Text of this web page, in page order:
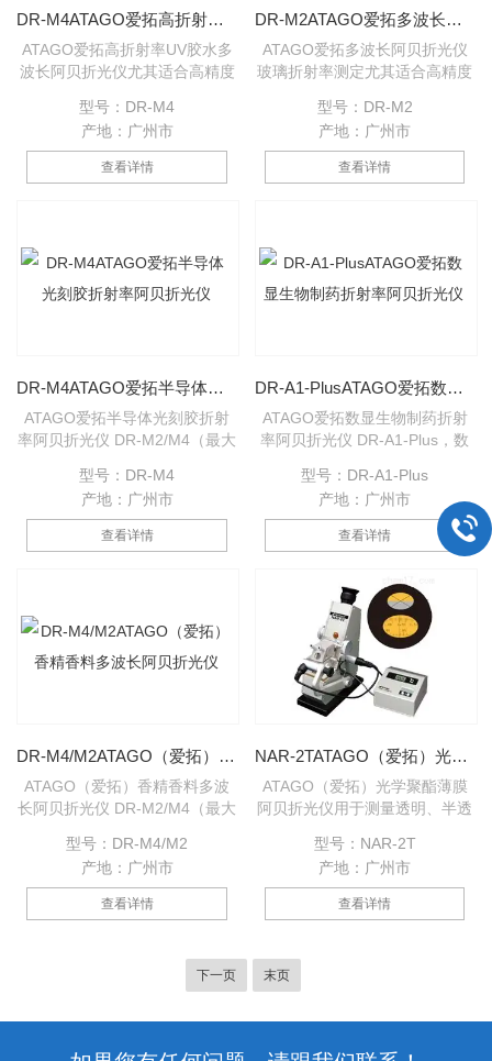
DR-M4ATAGO爱拓高折射率UV胶水多波长阿贝折光仪
ATAGO爱拓高折射率UV胶水多
波长阿贝折光仪尤其适合高精度
胶、环氧树脂、合成胶、等各类
聚合物的折射率。
型号：DR-M4
产地：广州市
查看详情
DR-M2ATAGO爱拓多波长阿贝折光仪玻璃折射率测定
ATAGO爱拓多波长阿贝折光仪
玻璃折射率测定尤其适合高精度
率。广泛用于测量：浓缩果汁、
香精香料、工业溶液、化工材
料、光学玻璃、塑料薄膜、各种
新型材料及某些固体物质的折射
型号：DR-M2
产地：广州市
查看详情
DR-M4ATAGO爱拓半导体光刻胶折射率阿贝折光仪
ATAGO爱拓半导体光刻胶折射
率阿贝折光仪 DR-M2/M4（最大
1,100nm范围内，使用不同的波
长测量折射率（nD）和阿贝数
值。广泛用于测量：浓缩果汁、
香精香料、工业溶液、化工材
型号：DR-M4
产地：广州市
查看详情
DR-A1-PlusATAGO爱拓数显生物制药折射率阿贝折光仪
ATAGO爱拓数显生物制药折射
率阿贝折光仪 DR-A1-Plus，数
折射率和浓度双标度显示。
型号：DR-A1-Plus
产地：广州市
查看详情
DR-M4/M2ATAGO（爱拓）香精香料多波长阿贝折光仪
ATAGO（爱拓）香精香料多波
长阿贝折光仪 DR-M2/M4（最大
1,550nm范围内，使用不同的波
长测量折射率（nD）和阿贝数
值。测量结果通过调整分界线至
十字交叉点确定，测量结果在
传统型阿贝折射仪相比，读数更
快速更清晰。尤其适合高精度测
型号：DR-M4/M2
产地：广州市
查看详情
NAR-2TATAGO（爱拓）光学聚酯薄膜阿贝折光仪
ATAGO（爱拓）光学聚酯薄膜
阿贝折光仪用于测量透明、半透
均色散的仪器（其中以测透明液
体为主），折射率（nD)和平均
色散是物质的重要光学常数之
一，能借以了解物质的光学性
型号：NAR-2T
产地：广州市
查看详情
下一页 末页